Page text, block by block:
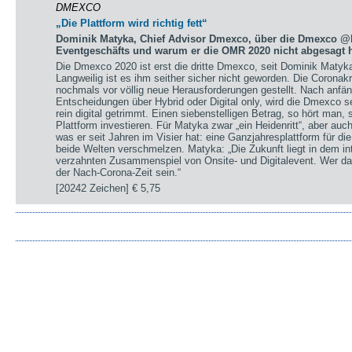
DMEXCO
„Die Plattform wird richtig fett“
Dominik Matyka, Chief Advisor Dmexco, über die Dmexco
Eventgeschäfts und warum er die OMR 2020 nicht abgesagt
Die Dmexco 2020 ist erst die dritte Dmexco, seit Dominik
Langweilig ist es ihm seither sicher nicht geworden. Die
nochmals vor völlig neue Herausforderungen gestellt. Nach
Entscheidungen über Hybrid oder Digital only, wird die Dmexco
rein digital getrimmt. Einen siebenstelligen Betrag, so hört man,
Plattform investieren. Für Matyka zwar „ein Heidenritt“, aber
was er seit Jahren im Visier hat: eine Ganzjahresplattform für
beide Welten verschmelzen. Matyka: „Die Zukunft liegt in dem
verzahnten Zusammenspiel von Onsite- und Digitalevent. Wer
der Nach-Corona-Zeit sein.“
[20242 Zeichen]€ 5,75